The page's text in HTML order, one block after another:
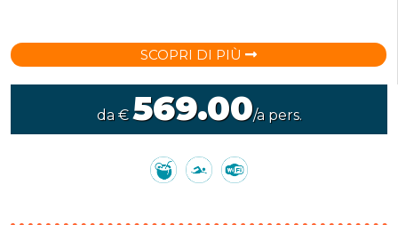
SCOPRI DI PIÙ
da €569.00/a pers.